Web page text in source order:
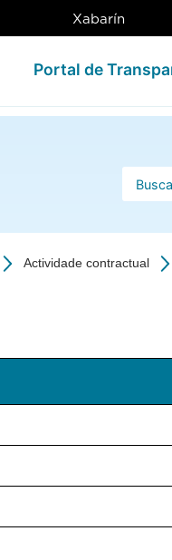
Xabarín
Portal de
Actividade contractual